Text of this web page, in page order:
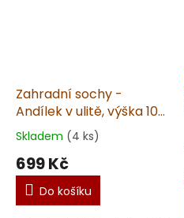
Zahradní sochy -
Andílek v ulitě, výška 10
cm, 1,1 kg, pískovec
Průměrné
hodnocení
produktu
5,0
Skladem (4 ks)
699 Kč
Do košíku